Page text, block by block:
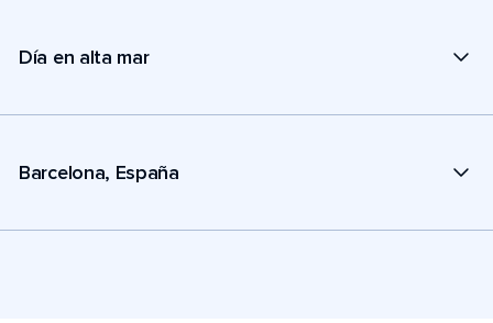
Día en alta mar
Barcelona, España